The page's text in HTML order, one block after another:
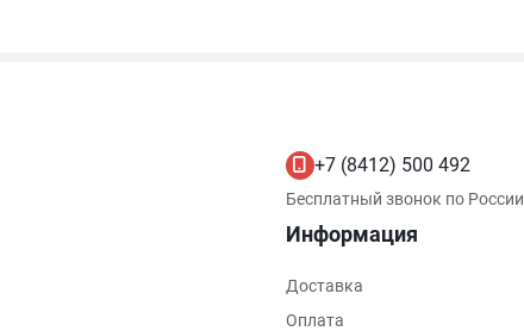
+7 (8412) 500 492
Бесплатный звонок по России
Информация
Доставка
Оплата